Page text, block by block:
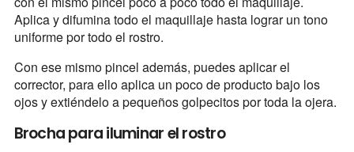
Aplica y difumina todo el maquillaje hasta lograr un tono
uniforme por todo el rostro.
Con ese mismo pincel además, puedes aplicar el
corrector, para ello aplica un poco de producto bajo los
ojos y extiéndelo a pequeños golpecitos por toda la ojera.
Brocha para iluminar el rostro